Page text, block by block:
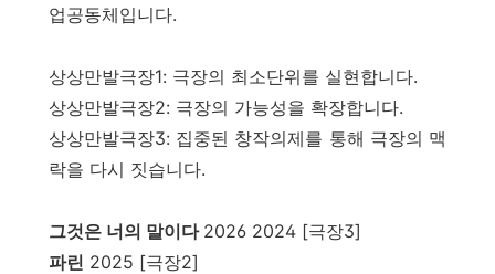
업공동체입니다.
상상만발극장1: 극장의 최소단위를 실현합니다.
상상만발극장2: 극장의 가능성을 확장합니다.
상상만발극장3: 집중된 창작의제를 통해 극장의 맥
락을 다시 짓습니다.
그것은 너의 말이다 2026 2024 [극장3]
파린 2025 [극장2]